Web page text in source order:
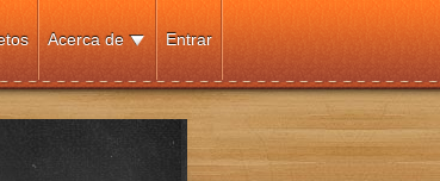
Entrar
Acerca de